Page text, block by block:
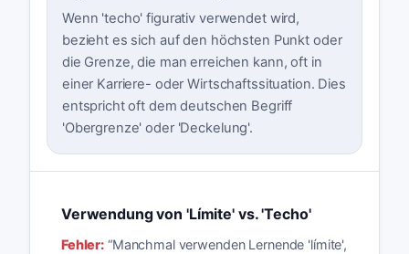
Wenn 'techo' figurativ verwendet wird,
bezieht es sich auf den höchsten Punkt oder
die Grenze, die man erreichen kann, oft in
einer Karriere- oder Wirtschaftssituation. Dies
entspricht oft dem deutschen Begriff
'Obergrenze' oder 'Deckelung'.
Verwendung von 'Límite' vs. 'Techo'
Fehler: “Manchmal verwenden Lernende 'límite',